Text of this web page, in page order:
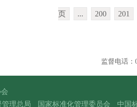
页 ... 200 201
监督电话：
管理总局 国家标准化管理委员会 中国